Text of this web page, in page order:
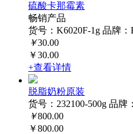
硫酸卡那霉素
畅销产品
货号：K6020F-1g 品牌：
￥30.00
￥30.00
+查看详情
脱脂奶粉原装
货号：232100-500g 品牌
￥800.00
￥800.00